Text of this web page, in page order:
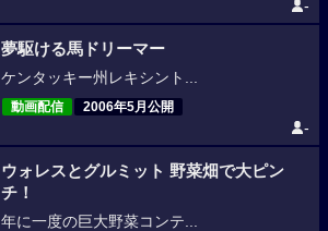
-
夢駆ける馬ドリーマー
ケンタッキー州レキシント...
動画配信 2006年5月公開
-
ウォレスとグルミット 野菜畑で大ピン
チ！
年に一度の巨大野菜コンテ...